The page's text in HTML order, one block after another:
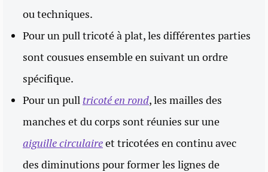
ou techniques.
Pour un pull tricoté à plat, les différentes parties
sont cousues ensemble en suivant un ordre
spécifique.
Pour un pull tricoté en rond, les mailles des
manches et du corps sont réunies sur une
aiguille circulaireet tricotées en continu avec
des diminutions pour former les lignes de